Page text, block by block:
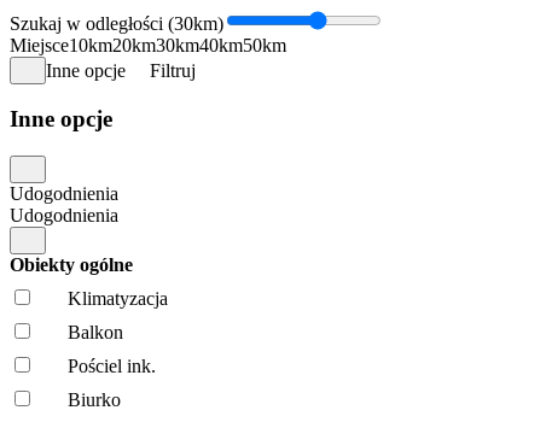
Szukaj w odległości (30km)
Miejsce10km20km30km40km50km
Inne opcje
Filtruj
Inne opcje
Udogodnienia
Udogodnienia
Obiekty ogólne
Klimatyzacja
Balkon
Pościel ink.
Biurko